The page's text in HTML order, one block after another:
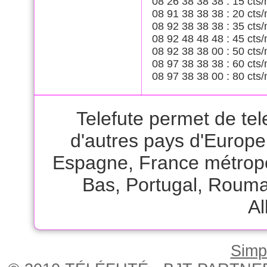
08 91 38 38 38 : 20 cts/
08 92 38 38 38 : 35 cts/
08 92 48 48 48 : 45 cts/
08 92 38 38 00 : 50 cts/
08 97 38 38 38 : 60 cts/
08 97 38 38 00 : 80 cts/
Telefute permet de
d'autres pays
Espagne, France
Bas, Portugal,